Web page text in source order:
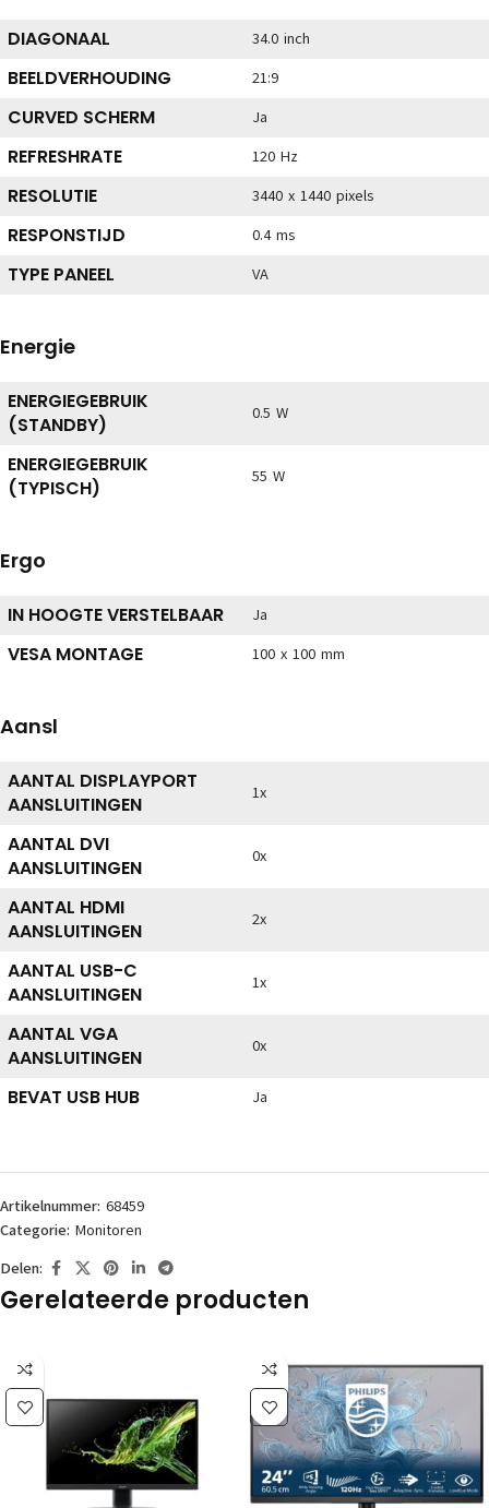
DIAGONAAL 34.0 inch
BEELDVERHOUDING 21:9
CURVED SCHERM Ja
REFRESHRATE 120 Hz
RESOLUTIE 3440 x 1440 pixels
RESPONSTIJD 0.4 ms
TYPE PANEEL VA
Energie
ENERGIEGEBRUIK
(STANDBY)
0.5 W
ENERGIEGEBRUIK
(TYPISCH)
55 W
Ergo
IN HOOGTE VERSTELBAAR Ja
VESA MONTAGE 100 x 100 mm
Aansl
AANTAL DISPLAYPORT
AANSLUITINGEN
1x
AANTAL DVI
AANSLUITINGEN
0x
AANTAL HDMI
AANSLUITINGEN
2x
AANTAL USB-C
AANSLUITINGEN
1x
AANTAL VGA
AANSLUITINGEN
0x
BEVAT USB HUB Ja
Artikelnummer: 68459
Categorie: Monitoren
Delen:
Gerelateerde producten